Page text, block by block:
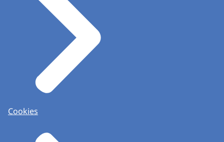
Cookies